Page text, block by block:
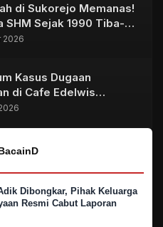
di Sukorejo Memanas!
SHM Sejak 1990 Tiba-
Berdiri
2026
Kasus Dugaan
di Cafe Edelwis
Berjalan, Unit
Dibongkar, Pihak Keluarga
Resmi Cabut Laporan